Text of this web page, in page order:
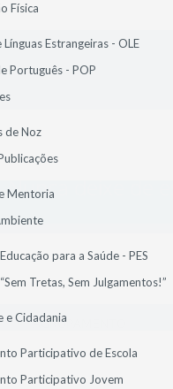
Física
Estrangeiras - OLE
Português - POP
de Noz
Mentoria
para a Saúde - PES
Tretas, Sem Julgamentos!”
e Cidadania
Participativo de Escola
Participativo Jovem
Nunca deixe de
NAVEGAÇÃO
AGRUPAMENTO
ENC. EDUCAÇÃO
DOCENTES